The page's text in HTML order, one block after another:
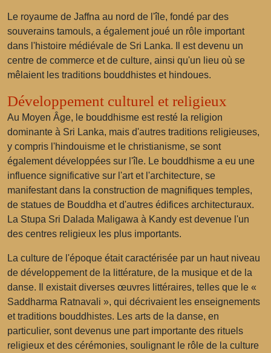
Le royaume de Jaffna au nord de l'île, fondé par des
souverains tamouls, a également joué un rôle important
dans l'histoire médiévale de Sri Lanka. Il est devenu un
centre de commerce et de culture, ainsi qu'un lieu où se
mêlaient les traditions bouddhistes et hindoues.
Développement culturel et religieux
Au Moyen Âge, le bouddhisme est resté la religion
dominante à Sri Lanka, mais d'autres traditions religieuses,
y compris l'hindouisme et le christianisme, se sont
également développées sur l'île. Le bouddhisme a eu une
influence significative sur l'art et l'architecture, se
manifestant dans la construction de magnifiques temples,
de statues de Bouddha et d'autres édifices architecturaux.
La Stupa Sri Dalada Maligawa à Kandy est devenue l'un
des centres religieux les plus importants.
La culture de l'époque était caractérisée par un haut niveau
de développement de la littérature, de la musique et de la
danse. Il existait diverses œuvres littéraires, telles que le «
Saddharma Ratnavali », qui décrivaient les enseignements
et traditions bouddhistes. Les arts de la danse, en
particulier, sont devenus une part importante des rituels
religieux et des cérémonies, soulignant le rôle de la culture